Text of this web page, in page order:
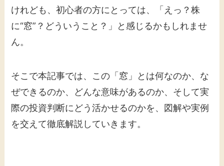
けれども、初心者の方にとっては、「えっ？株
に“窓”？どういうこと？」と感じるかもしれませ
ん。
そこで本記事では、この「窓」とは何なのか、な
ぜできるのか、どんな意味があるのか、そして実
際の投資判断にどう活かせるのかを、図解や実例
を交えて徹底解説していきます。